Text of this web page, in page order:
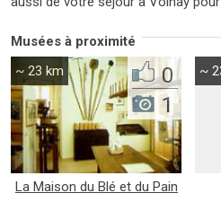
Musées à proximité
La Maison du Blé et du Pain
~ 23 km
0
1
~